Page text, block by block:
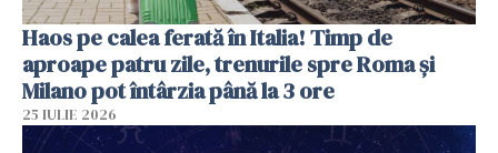
Haos pe calea ferată în Italia! Timp de
aproape patru zile, trenurile spre Roma și
Milano pot întârzia până la 3 ore
25 IULIE 2026